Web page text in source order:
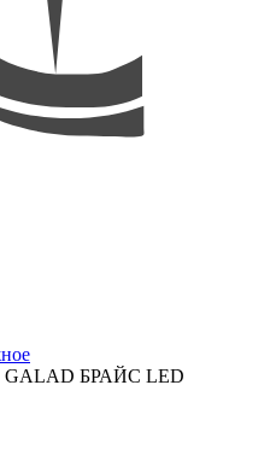
GALAD БРАЙС LED